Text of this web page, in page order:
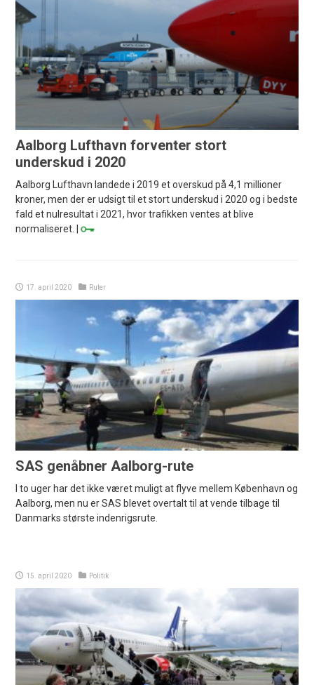
Aalborg Lufthavn forventer stort
underskud i 2020
Aalborg Lufthavn landede i 2019 et overskud på 4,1 millioner
kroner, men der er udsigt til et stort underskud i 2020 og i bedste
fald et nulresultat i 2021, hvor trafikken ventes at blive
normaliseret. |
17. april 2020 Ruter
SAS genåbner Aalborg-rute
I to uger har det ikke været muligt at flyve mellem København og
Aalborg, men nu er SAS blevet overtalt til at vende tilbage til
Danmarks største indenrigsrute.
15. april 2020 Politik